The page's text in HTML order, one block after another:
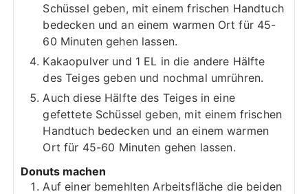
Schüssel geben, mit einem frischen Handtuch
bedecken und an einem warmen Ort für 45-
60 Minuten gehen lassen.
Kakaopulver und 1 EL in die andere Hälfte
des Teiges geben und nochmal umrühren.
Auch diese Hälfte des Teiges in eine
gefettete Schüssel geben, mit einem frischen
Handtuch bedecken und an einem warmen
Ort für 45-60 Minuten gehen lassen.
Donuts machen
Auf einer bemehlten Arbeitsfläche die beiden